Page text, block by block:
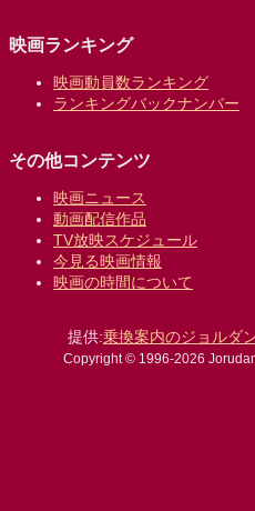
映画ランキング
映画動員数ランキング
ランキングバックナンバー
その他コンテンツ
映画ニュース
動画配信作品
TV放映スケジュール
今見る映画情報
映画の時間について
提供:乗換案内のジョルダ
Copyright © 1996-2026